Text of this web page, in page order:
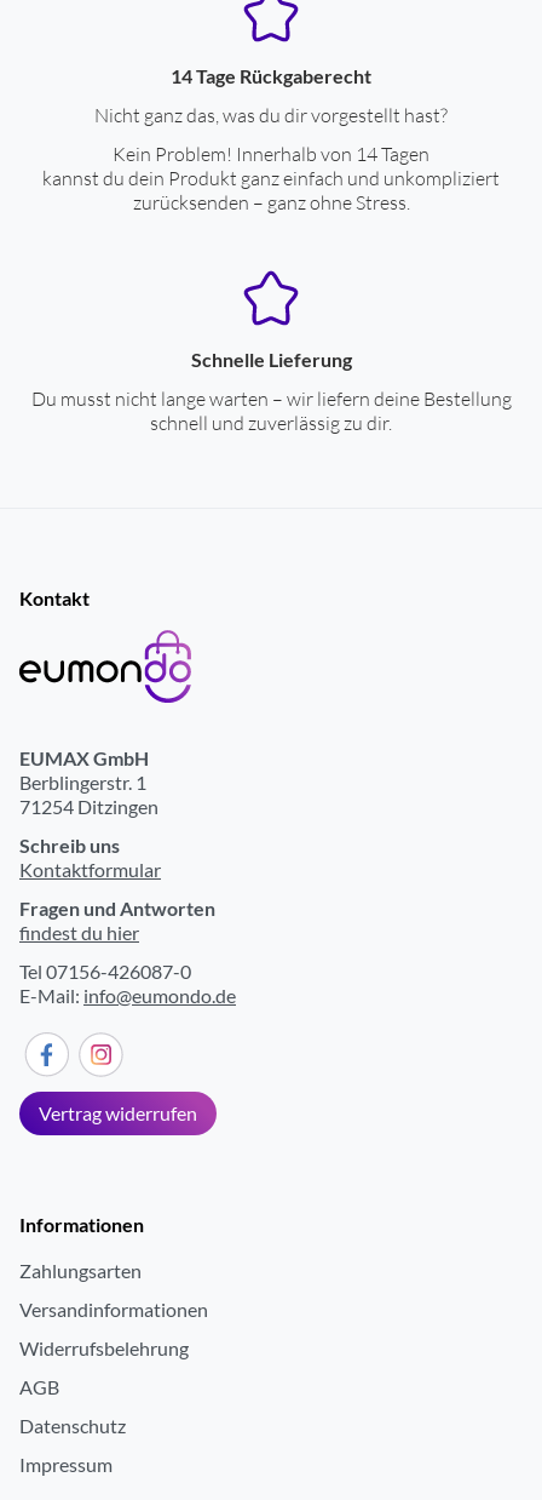
14 Tage Rückgaberecht
Nicht ganz das, was du dir vorgestellt hast?
Kein Problem! Innerhalb von 14 Tagen
kannst du dein Produkt ganz einfach und unkompliziert
zurücksenden – ganz ohne Stress.
Schnelle Lieferung
Du musst nicht lange warten – wir liefern deine Bestellung
schnell und zuverlässig zu dir.
Kontakt
EUMAX GmbH
Berblingerstr. 1
71254 Ditzingen
Schreib uns
Kontaktformular
Fragen und Antworten
findest du hier
Tel 07156-426087-0
E-Mail: info@eumondo.de
Vertrag widerrufen
Informationen
Zahlungsarten
Versandinformationen
Widerrufsbelehrung
AGB
Datenschutz
Impressum